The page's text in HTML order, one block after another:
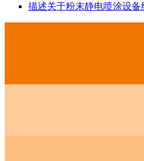
描述关于粉末静电喷涂设备